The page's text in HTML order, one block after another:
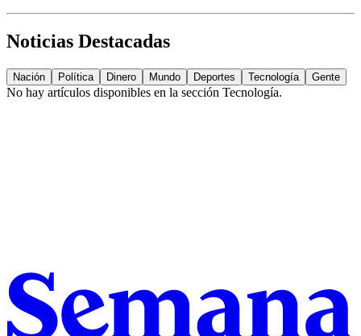
Noticias Destacadas
Nación Política Dinero Mundo Deportes Tecnología Gente
No hay artículos disponibles en la sección Tecnología.